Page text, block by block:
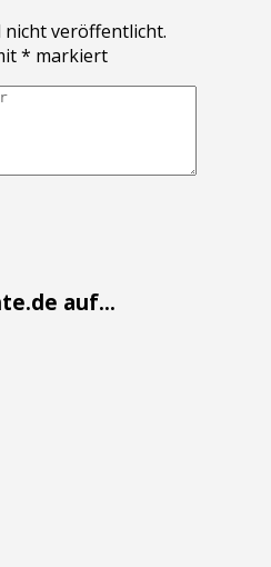
nicht veröffentlicht.
* markiert
auf...